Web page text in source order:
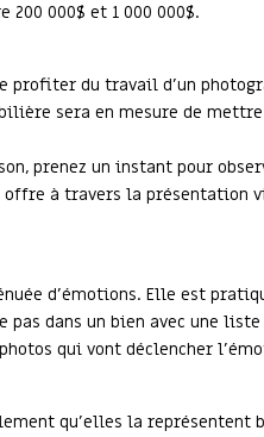
000$ et 1 000 000$.
du travail d’un
sera en mesure de
prenez un instant pour
offre à travers la
d’émotions. Elle est
dans un bien avec une
qui vont déclencher
qu’elles la représentent